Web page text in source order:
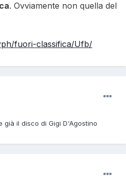
. Ovviamente non quella del
fuori-classifica/Ufb/
già il disco di Gigi D'Agostino